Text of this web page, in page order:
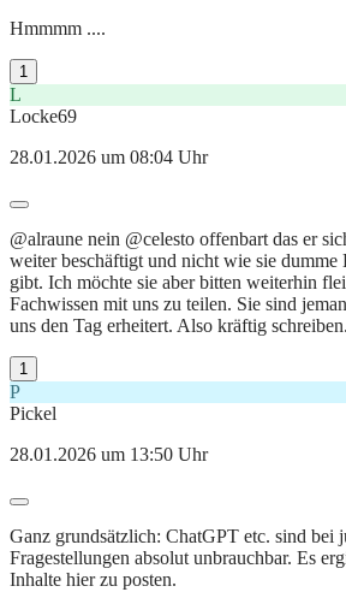
Hmmmm ....
1
L
Locke69
28.01.2026 um 08:04 Uhr
@alraune nein @celesto offenbart das er
weiter beschäftigt und nicht wie sie dumme
gibt. Ich möchte sie aber bitten weiterhin
Fachwissen mit uns zu teilen. Sie sind
uns den Tag erheitert. Also kräftig schreiben.
1
P
Pickel
28.01.2026 um 13:50 Uhr
Ganz grundsätzlich: ChatGPT etc. sind bei
Fragestellungen absolut unbrauchbar. Es
Inhalte hier zu posten.